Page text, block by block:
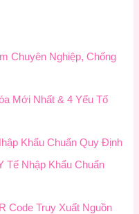
Chuyên Nghiệp, Chống
Mới Nhất & 4 Yếu Tố
Khẩu Chuẩn Quy Định
Tế Nhập Khẩu Chuẩn
Code Truy Xuất Nguồn